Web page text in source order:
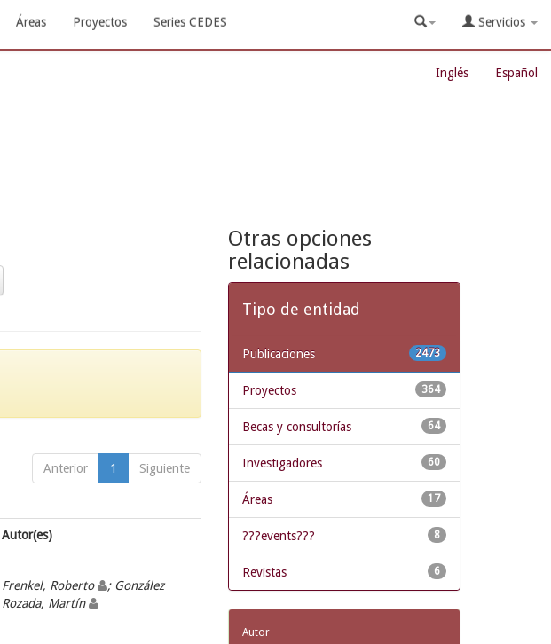
Áreas Proyectos Series CEDES Servicios
Inglés Español
Anterior 1 Siguiente
Autor(es)
Frenkel, Roberto
; González
Rozada, Martín
Otras opciones
relacionadas
Tipo de entidad
2473
Publicaciones
364
Proyectos
64
Becas y consultorías
60
Investigadores
17
Áreas
8
???events???
6
Revistas
Autor